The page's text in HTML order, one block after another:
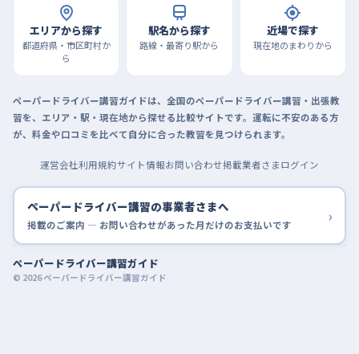
エリアから探す
都道府県・市区町村か
ら
駅名から探す
路線・最寄り駅から
近場で探す
現在地のまわりから
ペーパードライバー講習ガイドは、全国のペーパードライバー講習・出張教
習を、エリア・駅・現在地から探せる比較サイトです。運転に不安のある方
が、料金や口コミを比べて自分に合った教習を見つけられます。
運営会社利用規約サイト情報お問い合わせ掲載業者さまログイン
ペーパードライバー講習の事業者さまへ
掲載のご案内 — お問い合わせがあった月だけのお支払いです ›
ペーパードライバー講習ガイド
© 2026 ペーパードライバー講習ガイド